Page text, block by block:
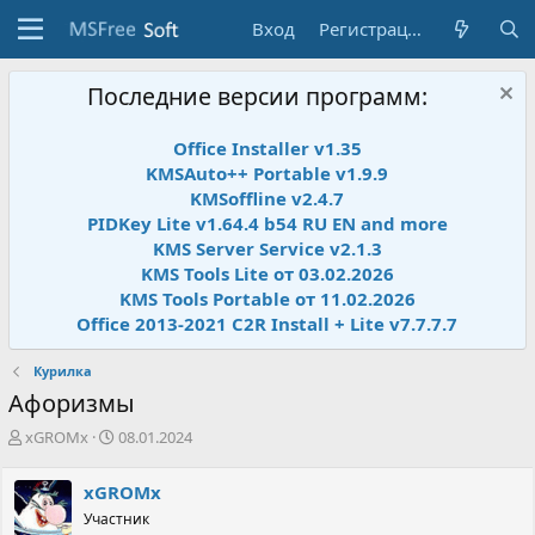
Вход Регистрация
Последние версии программ:
Office Installer v1.35
KMSAuto++ Portable v1.9.9
KMSoffline v2.4.7
PIDKey Lite v1.64.4 b54 RU EN and more
KMS Server Service v2.1.3
KMS Tools Lite от 03.02.2026
KMS Tools Portable от 11.02.2026
Office 2013-2021 C2R Install + Lite v7.7.7.7
Курилка
Афоризмы
А
т
о
р
xGROMx
Д
а
н
08.01.2024
xGROMx
Участник